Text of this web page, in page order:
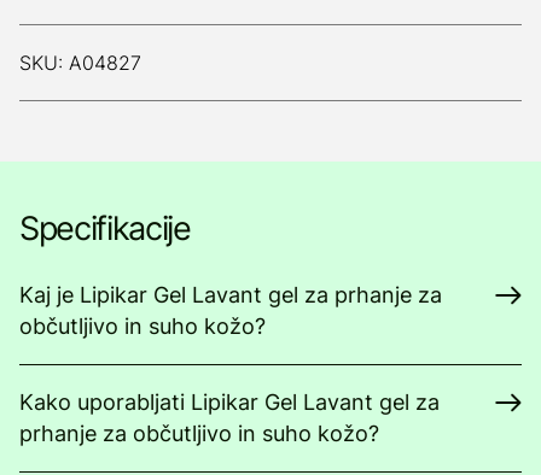
SKU: A04827
Specifikacije
Kaj je Lipikar Gel Lavant gel za prhanje za
občutljivo in suho kožo?
Kako uporabljati Lipikar Gel Lavant gel za
prhanje za občutljivo in suho kožo?